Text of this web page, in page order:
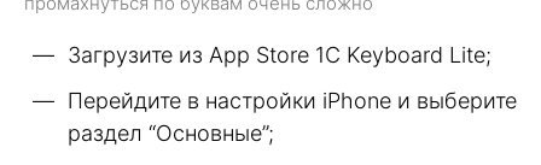
Загрузите из App Store 1C Keyboard Lite;
Перейдите в настройки iPhone и выберите
раздел “Основные”;